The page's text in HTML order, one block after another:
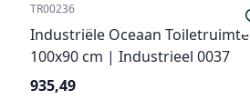
TR00236
Industriële Oceaan Toiletruimte
100x90 cm | Industrieel 0037
935,49